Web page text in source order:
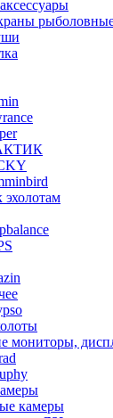
эхолотам
мониторы,
камеры